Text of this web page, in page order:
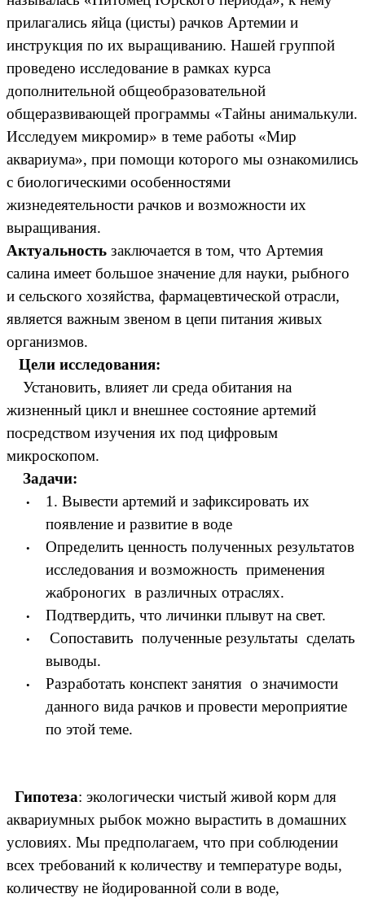
прилагались яйца (цисты) рачков Артемии и
инструкция по их выращиванию. Нашей группой
проведено исследование в рамках курса
дополнительной общеобразовательной
общеразвивающей программы «Тайны анималькули.
Исследуем микромир» в теме работы «Мир
аквариума», при помощи которого мы ознакомились
с биологическими особенностями
жизнедеятельности рачков и возможности их
выращивания.
Актуальность заключается в том, что Артемия
салина имеет большое значение для науки, рыбного
и сельского хозяйства, фармацевтической отрасли,
является важным звеном в цепи питания живых
организмов.
Цели исследования:
Установить, влияет ли среда обитания на
жизненный цикл и внешнее состояние артемий
посредством изучения их под цифровым
микроскопом.
Задачи:
1. Вывести артемий и зафиксировать их
появление и развитие в воде
Определить ценность полученных результатов
исследования и возможность применения
жаброногих в различных отраслях.
Подтвердить, что личинки плывут на свет.
Сопоставить полученные результаты сделать
выводы.
Разработать конспект занятия о значимости
данного вида рачков и провести мероприятие
по этой теме.
Гипотеза: экологически чистый живой корм для
аквариумных рыбок можно вырастить в домашних
условиях. Мы предполагаем, что при соблюдении
всех требований к количеству и температуре воды,
количеству не йодированной соли в воде,